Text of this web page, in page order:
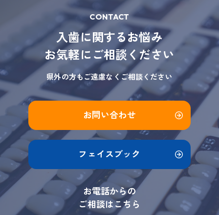
CONTACT
入歯に関するお悩み
お気軽にご相談ください
県外の方もご遠慮なくご相談ください
お問い合わせ
フェイスブック
お電話からの
ご相談はこちら